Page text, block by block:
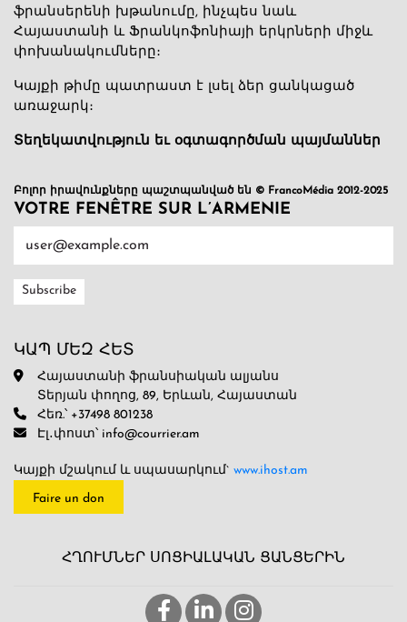
ֆրանսերենի խթանումը, ինչպես նաև
Հայաստանի և Ֆրանկոֆոնիայի երկրների միջև
փոխանակումները։
Կայքի թիմը պատրաստ է լսել ձեր ցանկացած
առաջարկ։
Տեղեկատվություն եւ օգտագործման պայմաններ
Բոլոր իրավունքները պաշտպանված են © FrancoMédia 2012-2025
VOTRE FENÊTRE SUR L’ARMENIE
ԿԱՊ ՄԵԶ ՀԵՏ
Հայաստանի ֆրանսիական ալյանս
Տերյան փողոց, 89, Երևան, Հայաստան
Հեռ.՝ +37498 801238
Էլ․փոստ՝ info@courrier.am
Կայքի մշակում և սպասարկում` www.ihost.am
Faire un don
ՀՂՈՒՄՆԵՐ ՍՈՑԻԱԼԱԿԱՆ ՑԱՆՑԵՐԻՆ